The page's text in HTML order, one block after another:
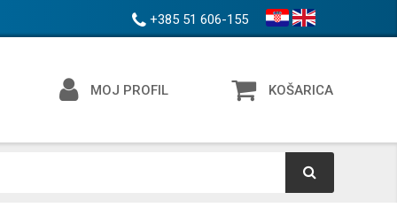
+385 51 606-155
MOJ PROFIL KOŠARICA